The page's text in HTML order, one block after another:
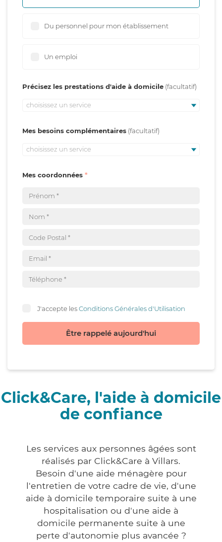
Du personnel pour mon établissement
Un emploi
Précisez les prestations d'aide à domicile
choisissez un service
Mes besoins complémentaires
choisissez un service
Mes coordonnées
J'accepte lesConditions Générales d'Utilisation
Être rappelé aujourd'hui
Click&Care, l'aide à domicile
de confiance
Les services aux personnes âgées sont
réalisés par Click&Care à Villars.
Besoin d'une aide ménagère pour
l'entretien de votre cadre de vie, d'une
aide à domicile temporaire suite à une
hospitalisation ou d'une aide à
domicile permanente suite à une
perte d'autonomie plus avancée ?